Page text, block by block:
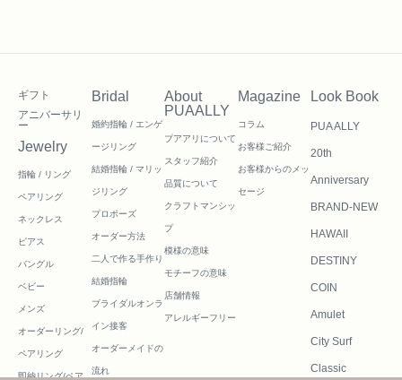
ギフト
アニバーサリ
ー
Jewelry
指輪 / リング
ペアリング
ネックレス
ピアス
バングル
ベビー
メンズ
オーダーリング/
ペアリング
即納リング/ペア
Bridal
婚約指輪 / エンゲ
ージリング
結婚指輪 / マリッ
ジリング
プロポーズ
オーダー方法
二人で作る手作り
結婚指輪
ブライダルオンラ
イン接客
オーダーメイドの
流れ
About
PUAALLY
プアアリについて
スタッフ紹介
品質について
クラフトマンシッ
プ
模様の意味
モチーフの意味
店舗情報
アレルギーフリー
Magazine
コラム
お客様ご紹介
お客様からのメッ
セージ
Look Book
PUA ALLY
20th
Anniversary
BRAND-NEW
HAWAII
DESTINY
COIN
Amulet
City Surf
Classic